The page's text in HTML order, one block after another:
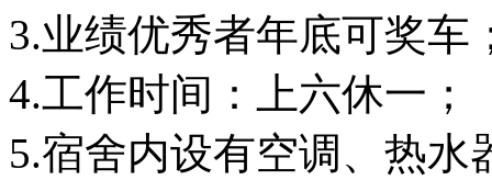
3.业绩优秀者年底可奖车
4.工作时间：上六休一；
5.宿舍内设有空调、热